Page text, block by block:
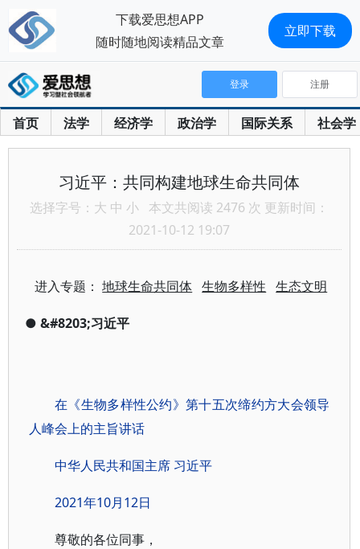
首页 法学 经济学 政治学 国际关系 社会学
登录 注册
习近平：共同构建地球生命共同体
选择字号： 大 中 小 本文共阅读 2476 次 更新时间：
2021-10-12 19:07
进入专题：地球生命共同体 生物多样性 生态文明
● &#8203;习近平
在《生物多样性公约》第十五次缔约方大会领导
人峰会上的主旨讲话
中华人民共和国主席 习近平
2021年10月12日
尊敬的各位同事，
下载爱思想APP
随时随地阅读精品文章
立即下载